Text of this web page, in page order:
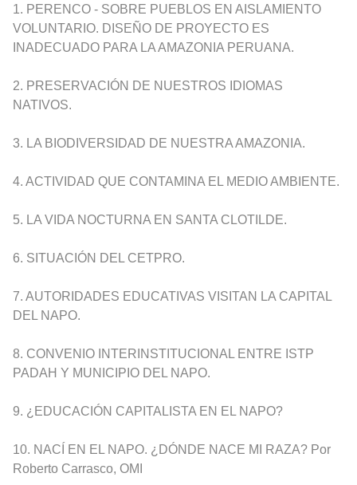
Opción por los pueblos indígenas
Gestión de bosques tropicales en la región Loreto
Boletín BOLPER - Nro. 12 - del 30 de mayo de 2023
1. PERENCO - SOBRE PUEBLOS EN AISLAMIENTO
VOLUNTARIO. DISEÑO DE PROYECTO ES
INADECUADO PARA LA AMAZONIA PERUANA.
2. PRESERVACIÓN DE NUESTROS IDIOMAS
NATIVOS.
3. LA BIODIVERSIDAD DE NUESTRA AMAZONIA.
4. ACTIVIDAD QUE CONTAMINA EL MEDIO AMBIENTE.
5. LA VIDA NOCTURNA EN SANTA CLOTILDE.
6. SITUACIÓN DEL CETPRO.
7. AUTORIDADES EDUCATIVAS VISITAN LA CAPITAL
DEL NAPO.
8. CONVENIO INTERINSTITUCIONAL ENTRE ISTP
PADAH Y MUNICIPIO DEL NAPO.
9. ¿EDUCACIÓN CAPITALISTA EN EL NAPO?
10. NACÍ EN EL NAPO. ¿DÓNDE NACE MI RAZA? Por
Roberto Carrasco, OMI